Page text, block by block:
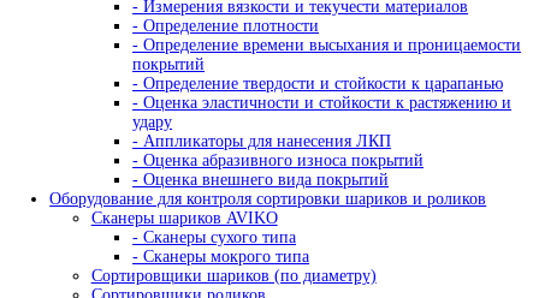
- Термочехол защитный
- Знаки радиационной опасности
- Трафарет для расшифровки
снимков
- Магнитные держатели
- Промышленные маркеры
- Резаки для рентгеновской пленки
- Бумага светонепроницаемая
Проявочные машины для рентгеновской пленки
- Проявочные машины
- Сушильные машины
- Дополнительное оборудование
- Аксессуары для проявочных машин